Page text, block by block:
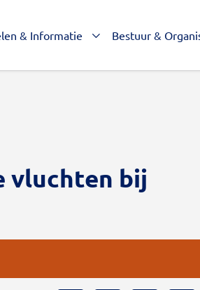
& Informatie Bestuur &
vluchten bij